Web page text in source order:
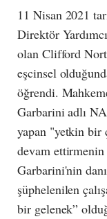
11 Nisan 2021
Direktör
olan Clifford
eşcinsel
öğrendi.
Garbarini adlı
yapan "yetkin bir
devam ettirmenin
Garbarini'nin
şüphelenilen
bir gelenek”